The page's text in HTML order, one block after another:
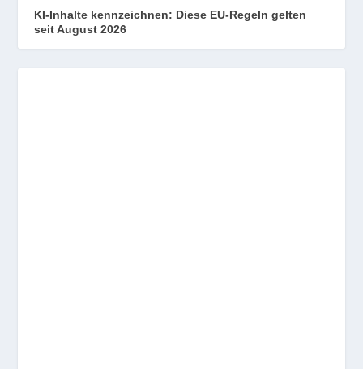
KI-Inhalte kennzeichnen: Diese EU-Regeln gelten
seit August 2026